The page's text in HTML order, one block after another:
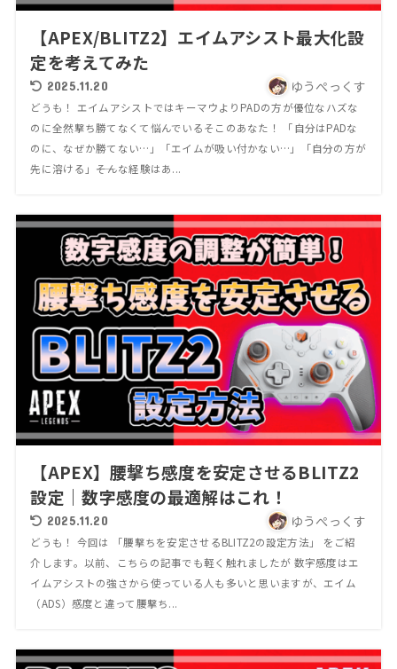
【APEX/BLITZ2】エイムアシスト最大化設
定を考えてみた
2025.11.20 ゆうぺっくす
どうも！ エイムアシストではキーマウよりPADの方が優位なハズな
のに全然撃ち勝てなくて悩んでいるそこのあなた！ 「自分はPADな
のに、なぜか勝てない…」「エイムが吸い付かない…」「自分の方が
先に溶ける」――そんな経験はあ...
【APEX】腰撃ち感度を安定させるBLITZ2
設定｜数字感度の最適解はこれ！
2025.11.20 ゆうぺっくす
どうも！ 今回は 「腰撃ちを安定させるBLITZ2の設定方法」 をご紹
介します。以前、こちらの記事でも軽く触れましたが 数字感度はエ
イムアシストの強さから使っている人も多いと思いますが、エイム
（ADS）感度と違って腰撃ち...